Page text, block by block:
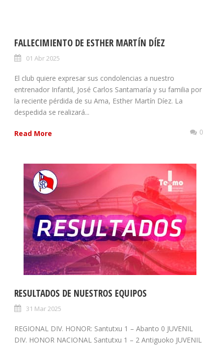
FALLECIMIENTO DE ESTHER MARTÍN DÍEZ
01 Abr 2025
El club quiere expresar sus condolencias a nuestro
entrenador Infantil, José Carlos Santamaría y su familia por
la reciente pérdida de su Ama, Esther Martín Díez. La
despedida se realizará...
Read More 0
RESULTADOS DE NUESTROS EQUIPOS
31 Mar 2025
REGIONAL DIV. HONOR: Santutxu 1 – Abanto 0 JUVENIL
DIV. HONOR NACIONAL Santutxu 1 – 2 Antiguoko JUVENIL